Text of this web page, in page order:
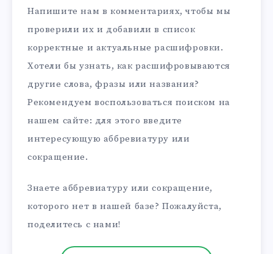
Напишите нам в комментариях, чтобы мы
проверили их и добавили в список
корректные и актуальные расшифровки.
Хотели бы узнать, как расшифровываются
другие слова, фразы или названия?
Рекомендуем воспользоваться поиском на
нашем сайте: для этого введите
интересующую аббревиатуру или
сокращение.
Знаете аббревиатуру или сокращение,
которого нет в нашей базе? Пожалуйста,
поделитесь с нами!